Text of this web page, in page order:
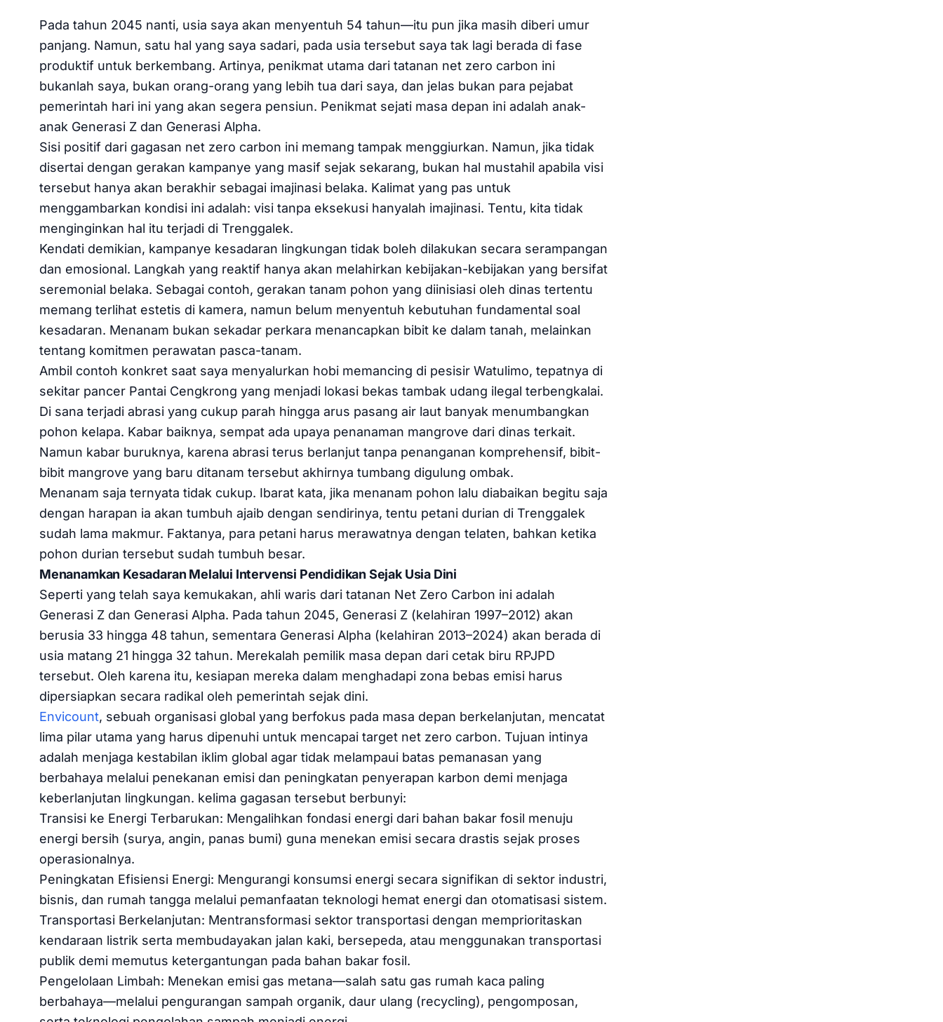
Pada tahun 2045 nanti, usia saya akan menyentuh 54 tahun—itu pun jika masih diberi umur
panjang. Namun, satu hal yang saya sadari, pada usia tersebut saya tak lagi berada di fase
produktif untuk berkembang. Artinya, penikmat utama dari tatanan net zero carbon ini
bukanlah saya, bukan orang-orang yang lebih tua dari saya, dan jelas bukan para pejabat
pemerintah hari ini yang akan segera pensiun. Penikmat sejati masa depan ini adalah anak-
anak Generasi Z dan Generasi Alpha.
Sisi positif dari gagasan net zero carbon ini memang tampak menggiurkan. Namun, jika tidak
disertai dengan gerakan kampanye yang masif sejak sekarang, bukan hal mustahil apabila visi
tersebut hanya akan berakhir sebagai imajinasi belaka. Kalimat yang pas untuk
menggambarkan kondisi ini adalah: visi tanpa eksekusi hanyalah imajinasi. Tentu, kita tidak
menginginkan hal itu terjadi di Trenggalek.
Kendati demikian, kampanye kesadaran lingkungan tidak boleh dilakukan secara serampangan
dan emosional. Langkah yang reaktif hanya akan melahirkan kebijakan-kebijakan yang bersifat
seremonial belaka. Sebagai contoh, gerakan tanam pohon yang diinisiasi oleh dinas tertentu
memang terlihat estetis di kamera, namun belum menyentuh kebutuhan fundamental soal
kesadaran. Menanam bukan sekadar perkara menancapkan bibit ke dalam tanah, melainkan
tentang komitmen perawatan pasca-tanam.
Ambil contoh konkret saat saya menyalurkan hobi memancing di pesisir Watulimo, tepatnya di
sekitar pancer Pantai Cengkrong yang menjadi lokasi bekas tambak udang ilegal terbengkalai.
Di sana terjadi abrasi yang cukup parah hingga arus pasang air laut banyak menumbangkan
pohon kelapa. Kabar baiknya, sempat ada upaya penanaman mangrove dari dinas terkait.
Namun kabar buruknya, karena abrasi terus berlanjut tanpa penanganan komprehensif, bibit-
bibit mangrove yang baru ditanam tersebut akhirnya tumbang digulung ombak.
Menanam saja ternyata tidak cukup. Ibarat kata, jika menanam pohon lalu diabaikan begitu saja
dengan harapan ia akan tumbuh ajaib dengan sendirinya, tentu petani durian di Trenggalek
sudah lama makmur. Faktanya, para petani harus merawatnya dengan telaten, bahkan ketika
pohon durian tersebut sudah tumbuh besar.
Menanamkan Kesadaran Melalui Intervensi Pendidikan Sejak Usia Dini
Seperti yang telah saya kemukakan, ahli waris dari tatanan Net Zero Carbon ini adalah
Generasi Z dan Generasi Alpha. Pada tahun 2045, Generasi Z (kelahiran 1997–2012) akan
berusia 33 hingga 48 tahun, sementara Generasi Alpha (kelahiran 2013–2024) akan berada di
usia matang 21 hingga 32 tahun. Merekalah pemilik masa depan dari cetak biru RPJPD
tersebut. Oleh karena itu, kesiapan mereka dalam menghadapi zona bebas emisi harus
dipersiapkan secara radikal oleh pemerintah sejak dini.
Envicount, sebuah organisasi global yang berfokus pada masa depan berkelanjutan, mencatat
lima pilar utama yang harus dipenuhi untuk mencapai target net zero carbon. Tujuan intinya
adalah menjaga kestabilan iklim global agar tidak melampaui batas pemanasan yang
berbahaya melalui penekanan emisi dan peningkatan penyerapan karbon demi menjaga
keberlanjutan lingkungan. kelima gagasan tersebut berbunyi:
Transisi ke Energi Terbarukan: Mengalihkan fondasi energi dari bahan bakar fosil menuju
energi bersih (surya, angin, panas bumi) guna menekan emisi secara drastis sejak proses
operasionalnya.
Peningkatan Efisiensi Energi: Mengurangi konsumsi energi secara signifikan di sektor industri,
bisnis, dan rumah tangga melalui pemanfaatan teknologi hemat energi dan otomatisasi sistem.
Transportasi Berkelanjutan: Mentransformasi sektor transportasi dengan memprioritaskan
kendaraan listrik serta membudayakan jalan kaki, bersepeda, atau menggunakan transportasi
publik demi memutus ketergantungan pada bahan bakar fosil.
Pengelolaan Limbah: Menekan emisi gas metana—salah satu gas rumah kaca paling
berbahaya—melalui pengurangan sampah organik, daur ulang (recycling), pengomposan,